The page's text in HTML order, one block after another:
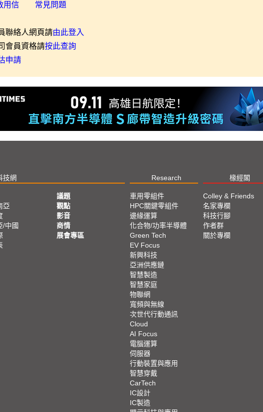
用信 常見問題
聯絡人網頁請由此登入
會員資格請按此查詢
申請
技網 Research 椽經閣
亞
/中國
議題
觀點
影音
商情
展會專區
車用零組件
HPC關鍵零組件
邊緣運算
化合物/功率半導體
Green Tech
EV Focus
新興科技
亞洲供應鏈
智慧製造
智慧家庭
物聯網
寬頻與無線
次世代行動通訊
Cloud
AI Focus
電腦運算
伺服器
行動裝置與應用
智慧穿戴
CarTech
IC設計
IC製造
Colley & Friends
名家專欄
科技行腳
作者群
關於專欄